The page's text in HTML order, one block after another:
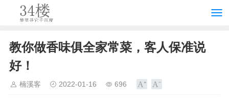
教你做香味俱全家常菜，客人保准说
好！
楠溪客 2022-01-16 696